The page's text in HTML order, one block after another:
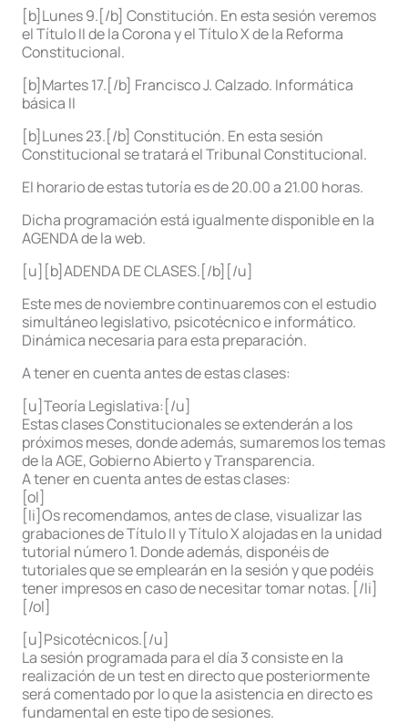
[b]Lunes 9.[/b] Constitución. En esta sesión veremos
el Título II de la Corona y el Título X de la Reforma
Constitucional.
[b]Martes 17.[/b] Francisco J. Calzado. Informática
básica II
[b]Lunes 23.[/b] Constitución. En esta sesión
Constitucional se tratará el Tribunal Constitucional.
El horario de estas tutoría es de 20.00 a 21.00 horas.
Dicha programación está igualmente disponible en la
AGENDA de la web.
[u][b]ADENDA DE CLASES.[/b][/u]
Este mes de noviembre continuaremos con el estudio
simultáneo legislativo, psicotécnico e informático.
Dinámica necesaria para esta preparación.
A tener en cuenta antes de estas clases:
[u]Teoría Legislativa:[/u]
Estas clases Constitucionales se extenderán a los
próximos meses, donde además, sumaremos los temas
de la AGE, Gobierno Abierto y Transparencia.
A tener en cuenta antes de estas clases:
[ol]
[li]Os recomendamos, antes de clase, visualizar las
grabaciones de Título II y Título X alojadas en la unidad
tutorial número 1. Donde además, disponéis de
tutoriales que se emplearán en la sesión y que podéis
tener impresos en caso de necesitar tomar notas. [/li]
[/ol]
[u]Psicotécnicos.[/u]
La sesión programada para el día 3 consiste en la
realización de un test en directo que posteriormente
será comentado por lo que la asistencia en directo es
fundamental en este tipo de sesiones.